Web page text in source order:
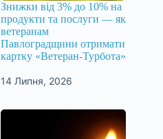
Знижки від 3% до 10% на
продукти та послуги — як
ветеранам
Павлоградщини отримати
картку «Ветеран-Турбота»
14 Липня, 2026